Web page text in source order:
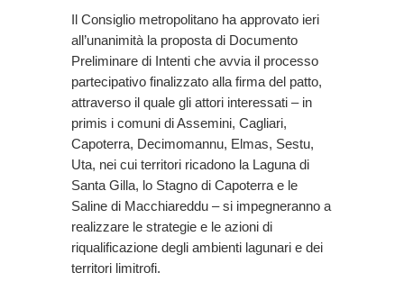
Il Consiglio metropolitano ha approvato ieri
all’unanimità la proposta di Documento
Preliminare di Intenti che avvia il processo
partecipativo finalizzato alla firma del patto,
attraverso il quale gli attori interessati – in
primis i comuni di Assemini, Cagliari,
Capoterra, Decimomannu, Elmas, Sestu,
Uta, nei cui territori ricadono la Laguna di
Santa Gilla, lo Stagno di Capoterra e le
Saline di Macchiareddu – si impegneranno a
realizzare le strategie e le azioni di
riqualificazione degli ambienti lagunari e dei
territori limitrofi.